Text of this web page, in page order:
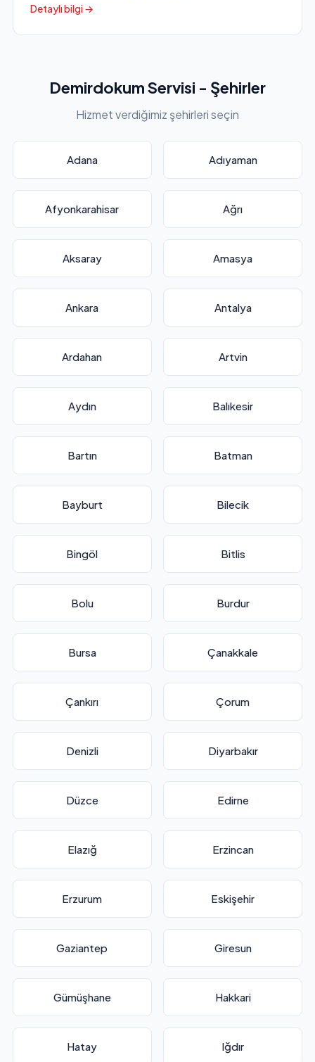
Detaylı bilgi →
Demirdokum Servisi - Şehirler
Hizmet verdiğimiz şehirleri seçin
Adana Adıyaman
Afyonkarahisar Ağrı
Aksaray Amasya
Ankara Antalya
Ardahan Artvin
Aydın Balıkesir
Bartın Batman
Bayburt Bilecik
Bingöl Bitlis
Bolu Burdur
Bursa Çanakkale
Çankırı Çorum
Denizli Diyarbakır
Düzce Edirne
Elazığ Erzincan
Erzurum Eskişehir
Gaziantep Giresun
Gümüşhane Hakkari
Hatay Iğdır